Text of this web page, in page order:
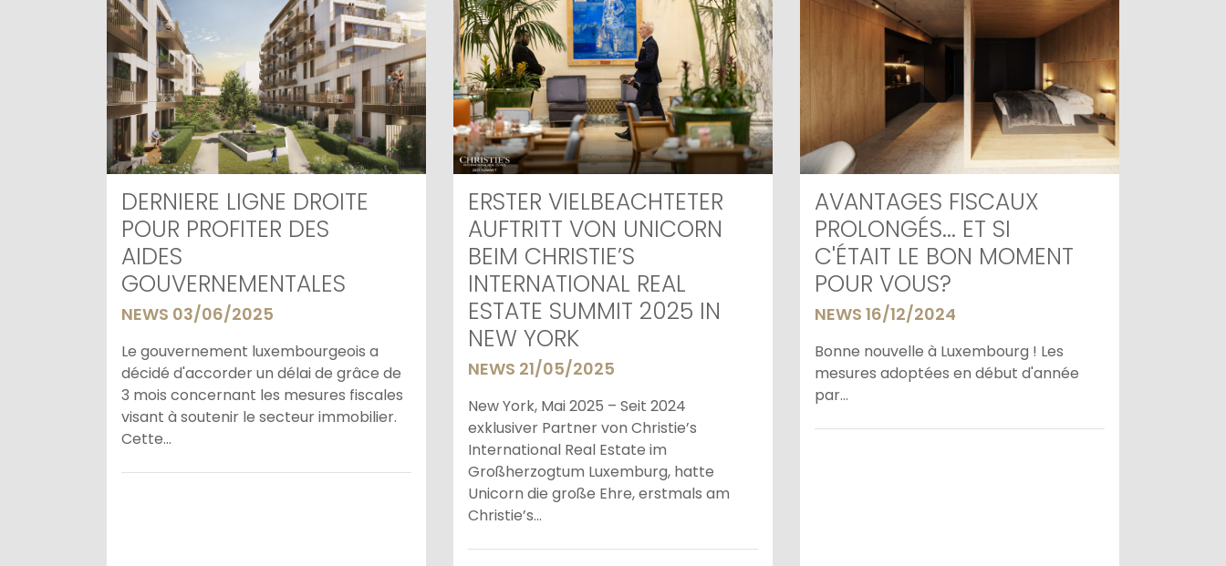
DERNIERE LIGNE DROITE
POUR PROFITER DES
AIDES
GOUVERNEMENTALES
NEWS 03/06/2025
Le gouvernement luxembourgeois a
décidé d'accorder un délai de grâce de
3 mois concernant les mesures fiscales
visant à soutenir le secteur immobilier.
Cette...
ERSTER VIELBEACHTETER
AUFTRITT VON UNICORN
BEIM CHRISTIE’S
INTERNATIONAL REAL
ESTATE SUMMIT 2025 IN
NEW YORK
NEWS 21/05/2025
New York, Mai 2025 – Seit 2024
exklusiver Partner von Christie’s
International Real Estate im
Großherzogtum Luxemburg, hatte
Unicorn die große Ehre, erstmals am
Christie’s...
AVANTAGES FISCAUX
PROLONGÉS... ET SI
C'ÉTAIT LE BON MOMENT
POUR VOUS?
NEWS 16/12/2024
Bonne nouvelle à Luxembourg ! Les
mesures adoptées en début d'année
par...